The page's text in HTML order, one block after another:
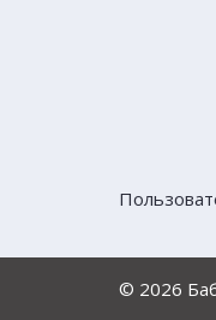
© 2026